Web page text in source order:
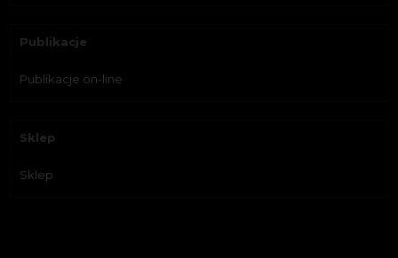
Publikacje
Publikacje on-line
Sklep
Sklep